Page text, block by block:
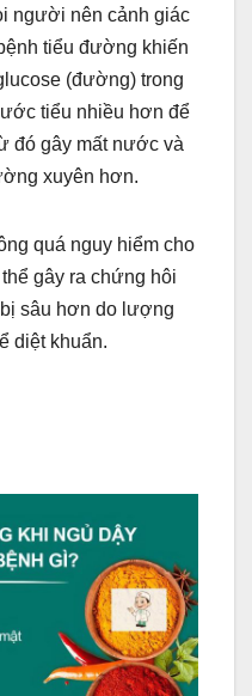
người nên cảnh giác
tiểu đường khiến
(đường) trong
tiểu nhiều hơn để
đó gây mất nước và
xuyên hơn.
quá nguy hiểm cho
gây ra chứng hôi
sâu hơn do lượng
diệt khuẩn.